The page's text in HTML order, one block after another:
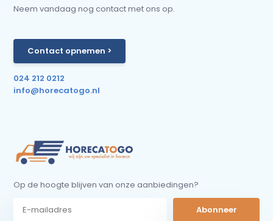
Neem vandaag nog contact met ons op.
Contact opnemen >
024 212 0212
info@horecatogo.nl
Op de hoogte blijven van onze aanbiedingen?
Abonneer